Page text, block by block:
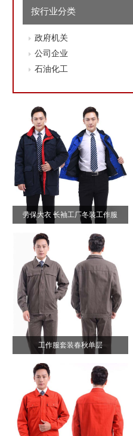
按行业分类
政府机关
公司企业
石油化工
劳保大衣 长袖工厂冬装工作服
工作服套装春秋单层